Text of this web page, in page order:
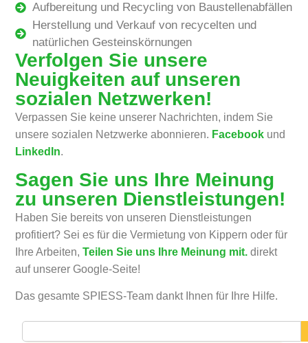
Aufbereitung und Recycling von Baustellenabfällen
Herstellung und Verkauf von recycelten und
natürlichen Gesteinskörnungen
Verfolgen Sie unsere
Neuigkeiten auf unseren
sozialen Netzwerken!
Verpassen Sie keine unserer Nachrichten, indem Sie
unsere sozialen Netzwerke abonnieren. Facebook und
LinkedIn.
Sagen Sie uns Ihre Meinung
zu unseren Dienstleistungen!
Haben Sie bereits von unseren Dienstleistungen
profitiert? Sei es für die Vermietung von Kippern oder für
Ihre Arbeiten, Teilen Sie uns Ihre Meinung mit. direkt
auf unserer Google-Seite!
Das gesamte SPIESS-Team dankt Ihnen für Ihre Hilfe.